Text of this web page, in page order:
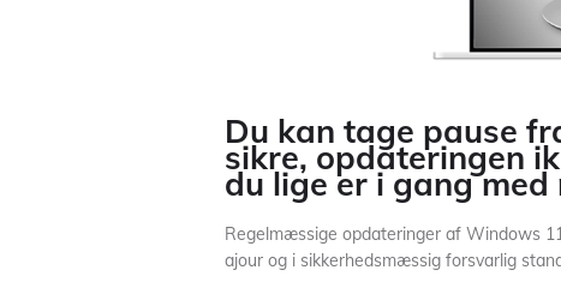
Du kan tage pause
sikre, opdateringen
du lige er i gang
Regelmæssige opdateringer af Windows
ajour og i sikkerhedsmæssig forsvarlig